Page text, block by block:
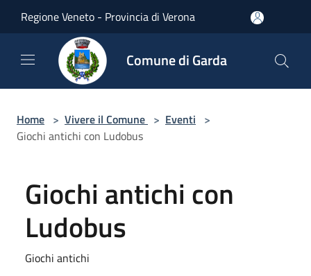
Regione Veneto - Provincia di Verona
Comune di Garda
Home > Vivere il Comune > Eventi >
Giochi antichi con Ludobus
Giochi antichi con
Ludobus
Giochi antichi